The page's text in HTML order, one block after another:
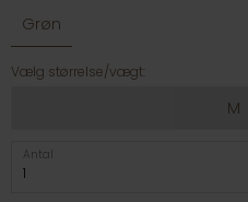
Grøn
Vælg størrelse/vægt:
M
Antal